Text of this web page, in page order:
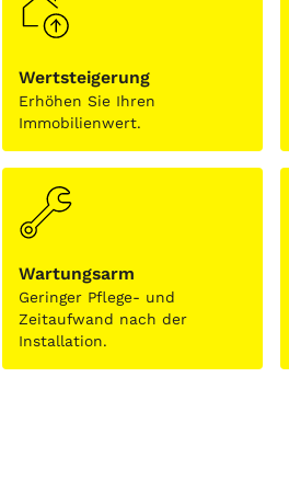
Wertsteigerung
Erhöhen Sie Ihren
Immobilienwert.
Wartungsarm
Geringer Pflege- und
Zeitaufwand nach der
Installation.